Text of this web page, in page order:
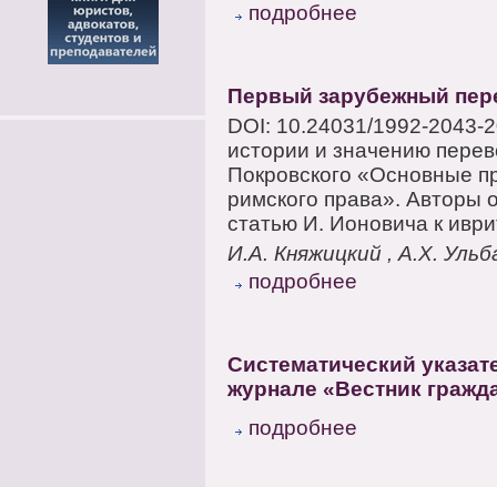
подробнее
Первый зарубежный
DOI: 10.24031/1992-2043-
истории и значению
Покровского «Основные
римского права». Авторы
статью И. Ионовича к
И.А. Княжицкий , А.Х.
подробнее
Систематический
журнале «Вестник
подробнее